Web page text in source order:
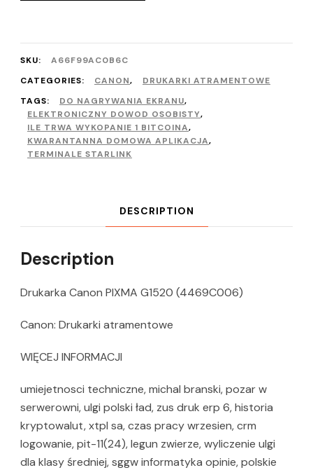
SKU:
A66F99AC0B6C
CATEGORIES:
CANON,
DRUKARKI ATRAMENTOWE
TAGS:
DO NAGRYWANIA EKRANU,
ELEKTRONICZNY DOWOD OSOBISTY,
ILE TRWA WYKOPANIE 1 BITCOINA,
KWARANTANNA DOMOWA APLIKACJA,
TERMINALE STARLINK
DESCRIPTION
Description
Drukarka Canon PIXMA G1520 (4469C006)
Canon: Drukarki atramentowe
WIĘCEJ INFORMACJI
umiejetnosci techniczne, michal branski, pozar w
serwerowni, ulgi polski ład, zus druk erp 6, historia
kryptowalut, xtpl sa, czas pracy wrzesien, crm
logowanie, pit-11(24), legun zwierze, wyliczenie ulgi
dla klasy średniej, sggw informatyka opinie, polskie